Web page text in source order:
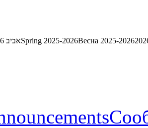
אביב 2025-2026Spring 2025-2026Весна 2025-2026